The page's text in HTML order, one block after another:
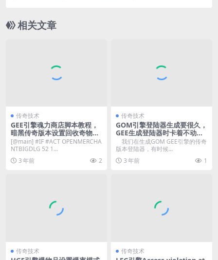
相关文章
传奇技术
GEE引擎魂力商店脚本教程，
暗黑传奇版本设置回收奇物碎
片讲解
[@main] #IF #ACT OPENMERCHA
NTBIGDLG 52 1...
3 年前
2
传奇技术
GOM引擎登陆器生成要很久，
GEE生成登陆器时卡着不动是
怎么回事？
我们在生成GOM GEE引擎的传奇
版本登陆器，有时候...
3 年前
1
传奇技术 传奇技术